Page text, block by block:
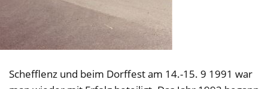
Schefflenz und beim Dorffest am 14.-15. 9 1991 war